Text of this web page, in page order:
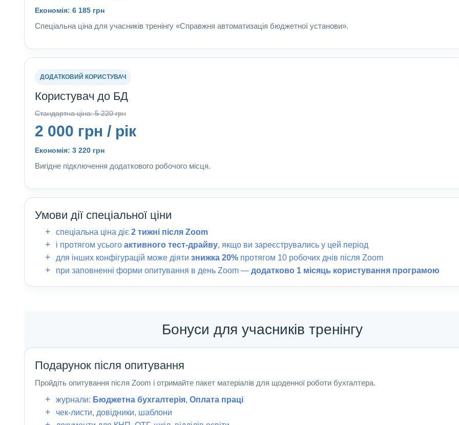
Економія: 6 185 грн
Спеціальна ціна для учасників тренінгу «Справжня автоматизація бюджетної установи».
ДОДАТКОВИЙ КОРИСТУВАЧ
Користувач до БД
Стандартна ціна: 5 220 грн
2 000 грн / рік
Економія: 3 220 грн
Вигідне підключення додаткового робочого місця.
Умови дії спеціальної ціни
спеціальна ціна діє 2 тижні після Zoom
і протягом усього активного тест-драйву, якщо ви зареєструвались у цей період
для інших конфігурацій може діяти знижка 20% протягом 10 робочих днів після Zoom
при заповненні форми опитування в день Zoom — додатково 1 місяць користування програмою
Бонуси для учасників тренінгу
Подарунок після опитування
Пройдіть опитування після Zoom і отримайте пакет матеріалів для щоденної роботи бухгалтера.
журнали: Бюджетна бухгалтерія, Оплата праці
чек-листи, довідники, шаблони